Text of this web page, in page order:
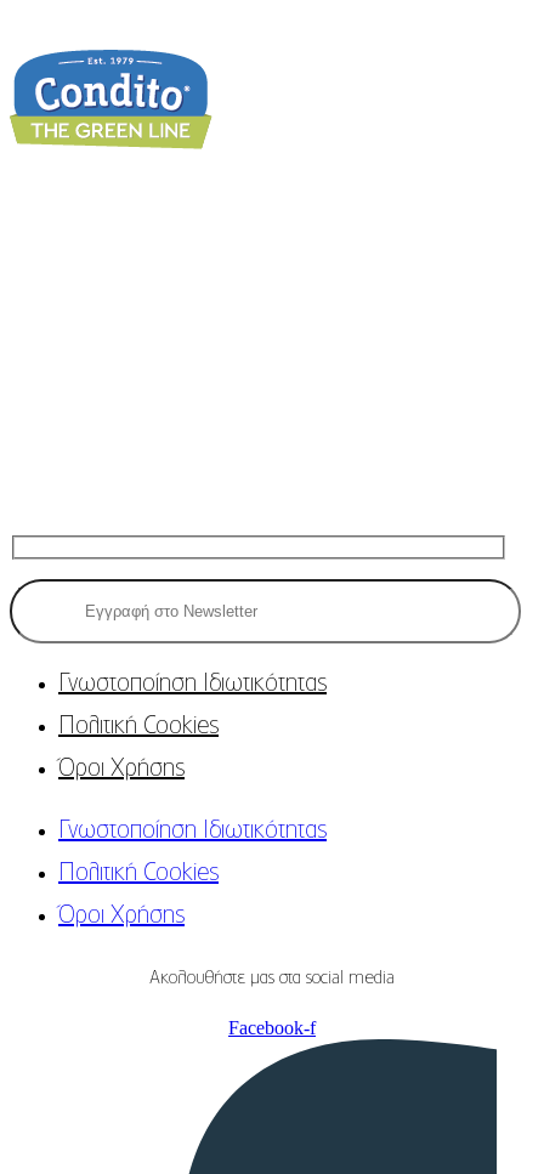
Γνωστοποίηση Ιδιωτικότητας
Πολιτική Cookies
Όροι Χρήσης
Γνωστοποίηση Ιδιωτικότητας
Πολιτική Cookies
Όροι Χρήσης
Ακολουθήστε μας στα social media
Facebook-f